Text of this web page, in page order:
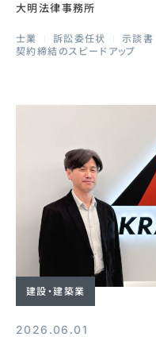
大明法律事務所
士業 訴訟委任状 示談書
契約締結のスピードアップ
建設・建築業
2026.06.01